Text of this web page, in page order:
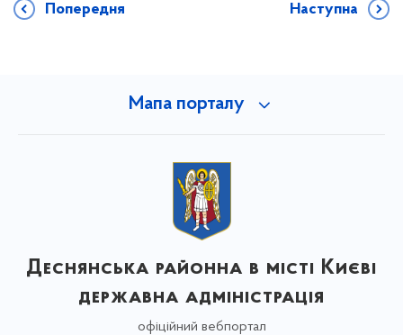
Попередня Наступна
Мапа порталу
Деснянська районна в місті Києві
державна адміністрація
офіційний вебпортал